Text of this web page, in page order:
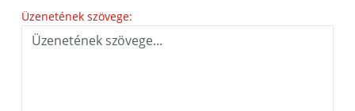
Üzenetének szövege: